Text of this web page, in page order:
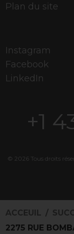
Plan du site
Instagram
Facebook
LinkedIn
+1
© 2026 Tous droits
ACCEUIL
2275 RUE